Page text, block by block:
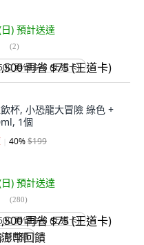
) 預計送達
(2)
再省 $75 (王道卡)
杯, 小恐龍大冒險 綠色 +
1個
40%$199
) 預計送達
(280)
再省 $75 (王道卡)
幣回饋